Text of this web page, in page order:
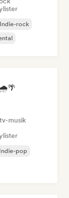
Indie-rock
🌧️🌴
musik
Indie-pop